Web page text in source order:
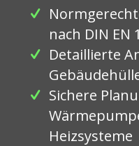
nach DIN EN
Detaillierte
Sichere
Heizsysteme